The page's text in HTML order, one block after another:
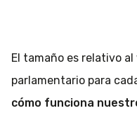
El tamaño es relativo
parlamentario para
cómo funciona